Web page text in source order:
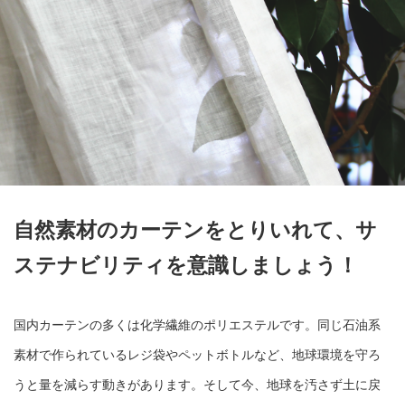
自然素材のカーテンをとりいれて、サ
ステナビリティを意識しましょう！
国内カーテンの多くは化学繊維のポリエステルです。同じ石油系
素材で作られているレジ袋やペットボトルなど、地球環境を守ろ
うと量を減らす動きがあります。そして今、地球を汚さず土に戻